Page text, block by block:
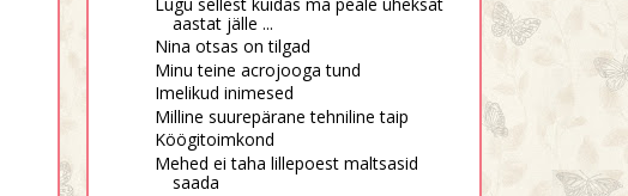
aastat jälle ...
Nina otsas on tilgad
Minu teine acrojooga tund
Imelikud inimesed
Milline suurepärane tehniline taip
Köögitoimkond
Mehed ei taha lillepoest maltsasid
saada